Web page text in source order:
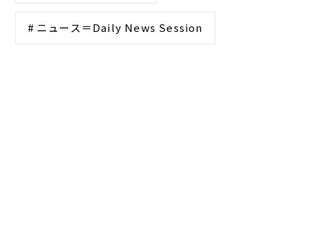
# ニュース＝Daily News Session